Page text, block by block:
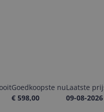
Goedkoopste nu
€ 598,00
Laatste
09-08-2026